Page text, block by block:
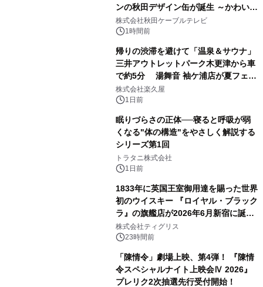
ンの秋田デザイン缶が誕生 ～かわいい
秋田犬の子犬と秋田の四季と名所を巡
るパッケージ～ 9月1日(火)秋田県内で
株式会社秋田ケーブルテレビ
1時間前
帰りの渋滞を避けて「温泉＆サウナ」
三井アウトレットパーク木更津から車
で約5分 湯舞音 袖ケ浦店が夏フェア
メニューを提供
株式会社楽久屋
1日前
眠りづらさの正体──寝ると呼吸が弱
くなる"体の構造"をやさしく解説する
シリーズ第1回
トラタニ株式会社
1日前
1833年に英国王室御用達を賜った世界
初のウイスキー 『ロイヤル・ブラック
ラ』の旗艦店が2026年6月新宿に誕
生 バカルディ ジャパンと連携した
没入型バー「BAR Arca」
株式会社ティグリス
23時間前
「陳情令」劇場上映、第4弾！ 『陳情
令スペシャルナイト上映会Ⅳ 2026』
プレリク2次抽選先行受付開始！